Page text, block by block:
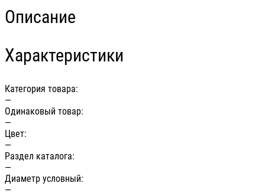
Описание
Характеристики
Категория товара:
—
Одинаковый товар:
—
Цвет:
—
Раздел каталога:
—
Диаметр условный:
—